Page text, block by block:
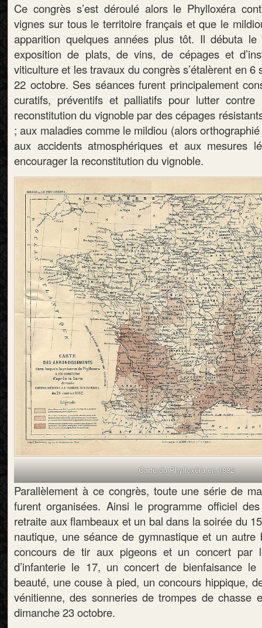
Ce congrès s’est déroulé alors le Phylloxéra
vignes sur tous le territoire français et que le
apparition quelques années plus tôt. Il débuta
exposition de plats, de vins, de cépages et
viticulture et les travaux du congrès s’étalèrent en 6
22 octobre. Ses séances furent principalement
curatifs, préventifs et palliatifs pour lutter
reconstitution du vignoble par des cépages
; aux maladies comme le mildiou (alors
aux accidents atmosphériques et aux mesures
encourager la reconstitution du vignoble.
Carte du Phylloxéra en 1882
Parallèlement à ce congrès, toute une série de
furent organisées. Ainsi le programme officiel
retraite aux flambeaux et un bal dans la soirée du
nautique, une séance de gymnastique et un
concours de tir aux pigeons et un concert par
d’infanterie le 17, un concert de bienfaisance
beauté, une couse à pied, un concours hippique,
vénitienne, des sonneries de trompes de chasse
dimanche 23 octobre.